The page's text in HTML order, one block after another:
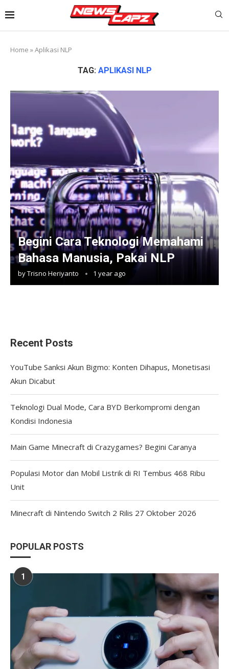
Home »Aplikasi NLP
TAG: APLIKASI NLP
Begini Cara Teknologi Memahami
Bahasa Manusia, Pakai NLP
byTrisno Heriyanto 1 year ago
Recent Posts
YouTube Sanksi Akun Bigmo: Konten Dihapus, Monetisasi
Akun Dicabut
Teknologi Dual Mode, Cara BYD Berkompromi dengan
Kondisi Indonesia
Main Game Minecraft di Crazygames? Begini Caranya
Populasi Motor dan Mobil Listrik di RI Tembus 468 Ribu
Unit
Minecraft di Nintendo Switch 2 Rilis 27 Oktober 2026
POPULAR POSTS
1